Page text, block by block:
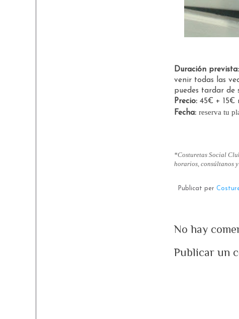
Duración prevista:
venir todas las
puedes tardar de
Precio: 45€ + 15€
Fecha: reserva tu
*Costuretas Social
horarios, consúltanos
Publicat per
No hay
Publicar un